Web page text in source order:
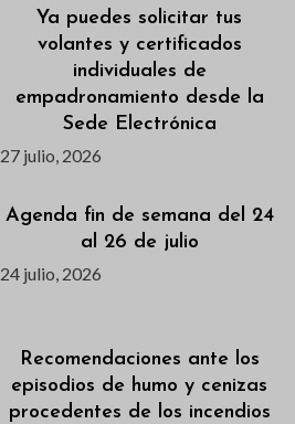
Ya puedes solicitar tus
volantes y certificados
individuales de
empadronamiento desde la
Sede Electrónica
27 julio, 2026
Agenda fin de semana del 24
al 26 de julio
24 julio, 2026
Recomendaciones ante los
episodios de humo y cenizas
procedentes de los incendios